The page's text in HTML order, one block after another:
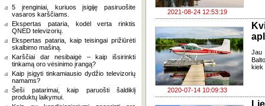
5 įrenginiai, kuriuos įsigiję pasiruošite
vasaros karščiams.
Ekspertas pataria, kodėl verta rinktis
QNED televizorių.
Ekspertas pataria, kaip teisingai prižiūrėti
skalbimo mašiną.
Karščiai dar nesibaigė – kaip išsirinkti
tinkamą oro vėsinimo įrangą?
Kaip įsigyti tinkamiausio dydžio televizorių
namams?
Šeši patarimai, kaip paruošti šaldiklį
produktų laikymui.
2021-08-24 12:53:19
2020-07-14 10:09:33
Jau
kiek